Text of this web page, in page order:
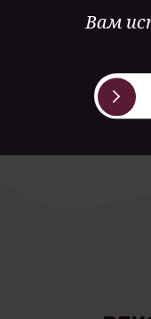
Вам
Пино, достигший
блюда из мяса птиц,